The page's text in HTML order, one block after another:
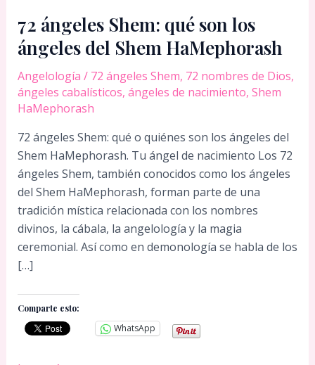
72 ángeles Shem: qué son los
ángeles del Shem HaMephorash
Angelología / 72 ángeles Shem, 72 nombres de Dios,
ángeles cabalísticos, ángeles de nacimiento, Shem
HaMephorash
72 ángeles Shem: qué o quiénes son los ángeles del
Shem HaMephorash. Tu ángel de nacimiento Los 72
ángeles Shem, también conocidos como los ángeles
del Shem HaMephorash, forman parte de una
tradición mística relacionada con los nombres
divinos, la cábala, la angelología y la magia
ceremonial. Así como en demonología se habla de los
[…]
Comparte esto:
WhatsApp